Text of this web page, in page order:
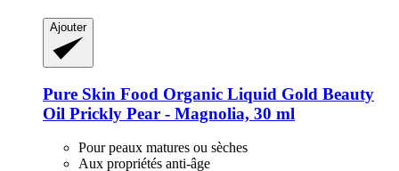
Ajouter
Pure Skin Food Organic Liquid Gold Beauty
Oil Prickly Pear -​ Magnolia, 30 ml
Pour peaux matures ou sèches
Aux propriétés anti-âge